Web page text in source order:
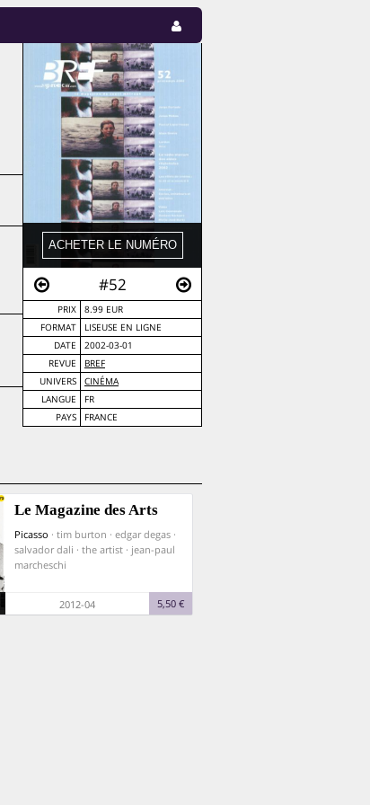
#52
PRIX
8.99 EUR
FORMAT
LISEUSE EN LIGNE
DATE
2002-03-01
REVUE
BREF
UNIVERS
CINÉMA
LANGUE
FR
PAYS
FRANCE
Le Magazine des Arts
Picasso · tim burton · edgar degas ·
salvador dali · the artist · jean-paul
marcheschi
2012-04 5,50 €